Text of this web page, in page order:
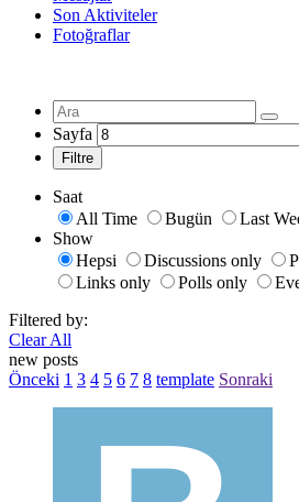
Son Aktiviteler
Fotoğraflar
Sayfa
Filtre
Saat
All Time
Bugün Last
Show
Hepsi
Discussions only
Links only
Polls only
Filtered by:
Clear All
new posts
Önceki 1 3 4 5 6 7 8 template Sonraki